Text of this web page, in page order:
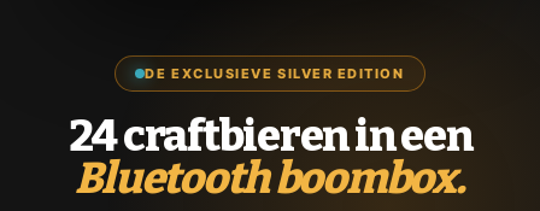
DE EXCLUSIEVE SILVER EDITION
24 craftbieren in een
Bluetooth boombox.